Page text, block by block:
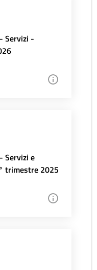
Servizi -
Servizi e
trimestre 2025